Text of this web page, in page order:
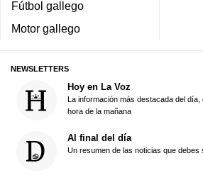
Fútbol gallego
Motor gallego
NEWSLETTERS
Hoy en La Voz
La información más destacada del
hora de la mañana
Al final del día
Un resumen de las noticias que